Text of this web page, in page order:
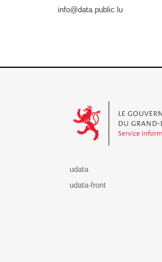
info@data.public.lu
udata
udata-front